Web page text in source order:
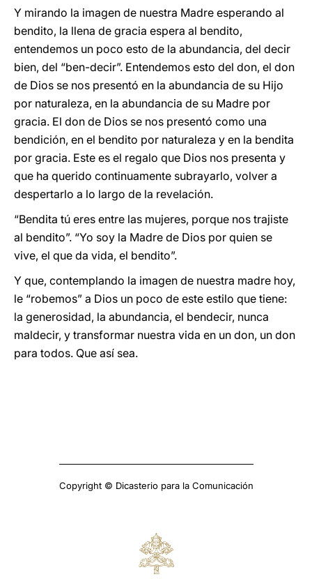
Y mirando la imagen de nuestra Madre esperando al
bendito, la llena de gracia espera al bendito,
entendemos un poco esto de la abundancia, del decir
bien, del “ben-decir”. Entendemos esto del don, el don
de Dios se nos presentó en la abundancia de su Hijo
por naturaleza, en la abundancia de su Madre por
gracia. El don de Dios se nos presentó como una
bendición, en el bendito por naturaleza y en la bendita
por gracia. Este es el regalo que Dios nos presenta y
que ha querido continuamente subrayarlo, volver a
despertarlo a lo largo de la revelación.
“Bendita tú eres entre las mujeres, porque nos trajiste
al bendito”. “Yo soy la Madre de Dios por quien se
vive, el que da vida, el bendito”.
Y que, contemplando la imagen de nuestra madre hoy,
le “robemos” a Dios un poco de este estilo que tiene:
la generosidad, la abundancia, el bendecir, nunca
maldecir, y transformar nuestra vida en un don, un don
para todos. Que así sea.
Copyright © Dicasterio para la Comunicación